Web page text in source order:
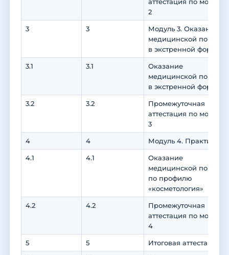
аттестация по модулю
2
3 3
Модуль 3. Оказание
медицинской помощи
в экстренной форме
3.1 3.1
Оказание
медицинской помощи
в экстренной форме
3.2 3.2
Промежуточная
аттестация по модулю
3
4 4 Модуль 4. Практика
4.1 4.1
Оказание
медицинской помощи
по профилю
«косметология»
4.2 4.2
Промежуточная
аттестация по модулю
4
5 5 Итоговая аттестация